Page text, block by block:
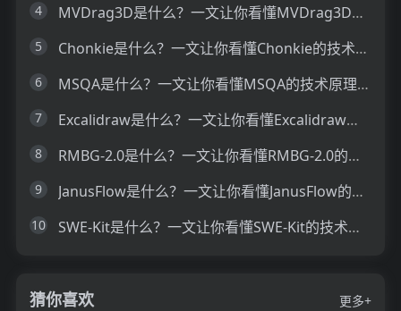
4 MVDrag3D是什么？一文让你看懂MVDrag3D的技术原理、主要功能、应用场景
5 Chonkie是什么？一文让你看懂Chonkie的技术原理、主要功能、应用场景
6 MSQA是什么？一文让你看懂MSQA的技术原理、主要功能、应用场景
7 Excalidraw是什么？一文让你看懂Excalidraw的技术原理、主要功能、应用场景
8 RMBG-2.0是什么？一文让你看懂RMBG-2.0的技术原理、主要功能、应用场景
9 JanusFlow是什么？一文让你看懂JanusFlow的技术原理、主要功能、应用场景
10 SWE-Kit是什么？一文让你看懂SWE-Kit的技术原理、主要功能、应用场景
猜你喜欢 更多+